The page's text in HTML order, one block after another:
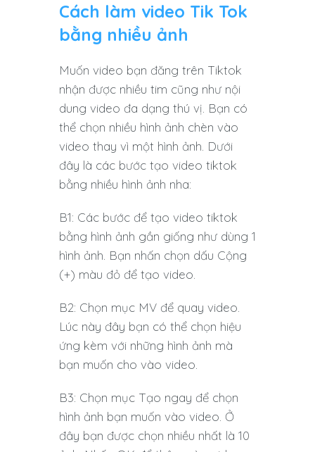
Cách làm video Tik Tok
bằng nhiều ảnh
Muốn video bạn đăng trên Tiktok
nhận được nhiều tim cũng như nội
dung video đa dạng thú vị. Bạn có
thể chọn nhiều hình ảnh chèn vào
video thay vì một hình ảnh. Dưới
đây là các bước tạo video tiktok
bằng nhiều hình ảnh nha:
B1: Các bước để tạo video tiktok
bằng hình ảnh gần giống như dùng 1
hình ảnh. Bạn nhấn chọn dấu Cộng
(+) màu đỏ để tạo video.
B2: Chọn mục MV để quay video.
Lúc này đây bạn có thể chọn hiệu
ứng kèm với những hình ảnh mà
bạn muốn cho vào video.
B3: Chọn mục Tạo ngay để chọn
hình ảnh bạn muốn vào video. Ở
đây bạn được chọn nhiều nhất là 10